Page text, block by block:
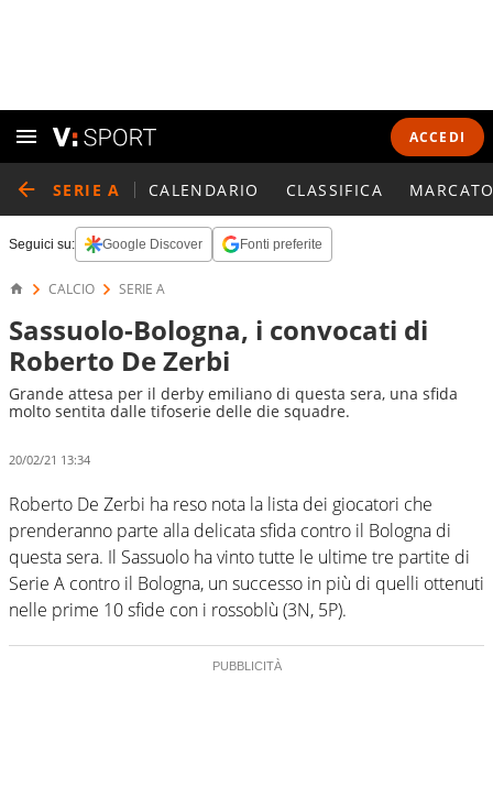
ACCEDI
SERIE A CALENDARIO CLASSIFICA
Seguici su: Google Discover Fonti preferite
CALCIO SERIE A
Sassuolo-Bologna, i convocati di
Roberto De Zerbi
Grande attesa per il derby emiliano di questa sera, una sfida
molto sentita dalle tifoserie delle die squadre.
20/02/21 13:34
Roberto De Zerbi ha reso nota la lista dei giocatori che
prenderanno parte alla delicata sfida contro il Bologna di
questa sera. Il Sassuolo ha vinto tutte le ultime tre partite di
Serie A contro il Bologna, un successo in più di quelli ottenuti
nelle prime 10 sfide con i rossoblù (3N, 5P).